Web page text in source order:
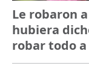
Le robaron
hubiera
robar todo